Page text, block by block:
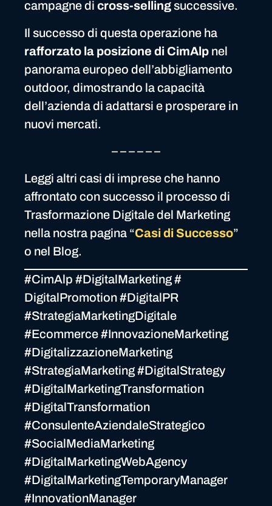
campagne di cross-sellingsuccessive.
Il successo di questa operazione ha
rafforzato la posizione di CimAlp nel
panorama europeo dell’abbigliamento
outdoor, dimostrando la capacità
dell’azienda di adattarsi e prosperare in
nuovi mercati.
– – – – – –
Leggi altri casi di imprese che hanno
affrontato con successo il processo di
Trasformazione Digitale del Marketing
nella nostra pagina “Casi di Successo”
o nel Blog.
#CimAlp #DigitalMarketing #
DigitalPromotion #DigitalPR
#StrategiaMarketingDigitale
#Ecommerce #InnovazioneMarketing
#DigitalizzazioneMarketing
#StrategiaMarketing #DigitalStrategy
#DigitalMarketingTransformation
#DigitalTransformation
#ConsulenteAziendaleStrategico
#SocialMediaMarketing
#DigitalMarketingWebAgency
#DigitalMarketingTemporaryManager
#InnovationManager